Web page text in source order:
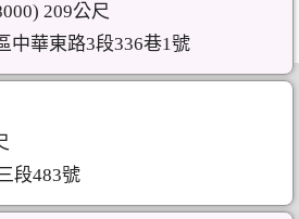
209公尺
中華東路3段336巷1號
段483號